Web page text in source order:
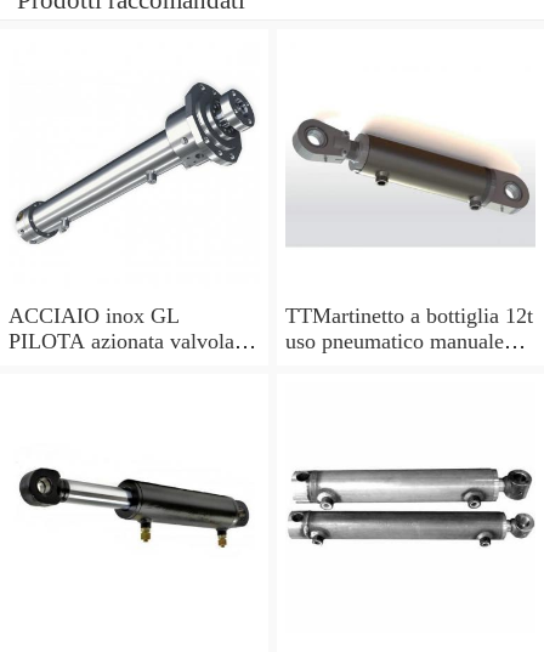
ACCIAIO inox GL
PILOTA azionata valvola di
TTMartinetto a bottiglia 12t
uso pneumatico manuale